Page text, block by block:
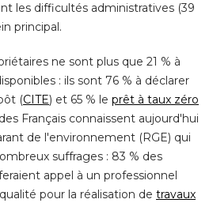
les difficultés administratives (39
principal.
ne sont plus que 21 % à
: ils sont 76 % à déclarer
(CITE) et 65 % le prêt à taux zéro
Français connaissent aujourd'hui
de l'environnement (RGE) qui
suffrages : 83 % des
appel à un professionnel
pour la réalisation de travaux